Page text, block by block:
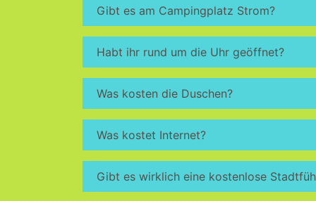
Gibt es am Campingplatz Strom?
Habt ihr rund um die Uhr geöffnet?
Was kosten die Duschen?
Was kostet Internet?
Gibt es wirklich eine kostenlose